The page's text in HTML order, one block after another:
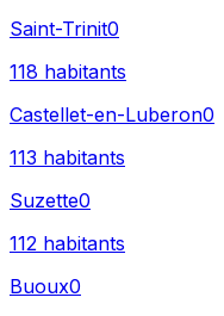
Saint-Trinit0
118 habitants
Castellet-en-Luberon0
113 habitants
Suzette0
112 habitants
Buoux0